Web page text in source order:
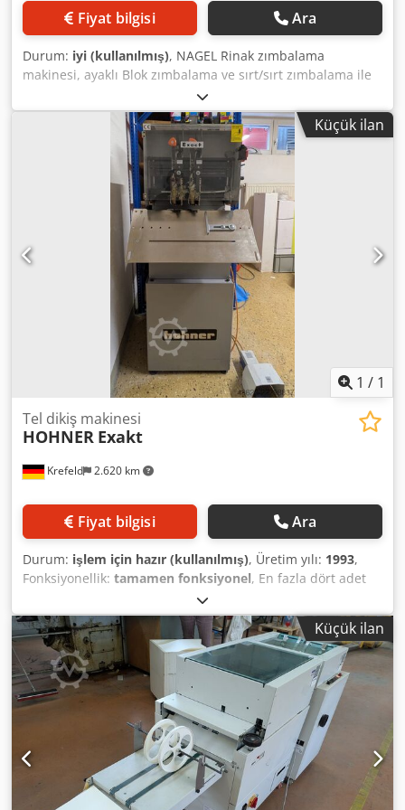
Fiyat bilgisi Ara
Durum: iyi (kullanılmış), NAGEL Rinak zımbalama
makinesi, ayaklı Blok zımbalama ve sırt/sırt zımbalama ile
broşür üretimi için elektrikli zımbalama makinesi Crodpfx
Amjzb Uuwousf Blok zımbalama: 4 mm'ye kadar / yaklaşık
40 yaprak (80g/m² kâğıt) Sırt/broşür zımbalama: 3 mm'ye
kadar / yaklaşık 30 yaprak (80g/m² kâğıt) Çalışma tablası,
blok veya sırt zımbalamaya kolayca çevrilebilir Zımba
başlığı vuruş gücü ayarlanabilir Masaüstü makine, masa
yüzeyine sabitlenebilir Zımba telleri: 26/6, 26/8S, Ri 26/6
Zımba magazin kapasitesi: 210 adet Yerleştirme derinliği:
30 mm (blok zımbalama için) Bağlantı: 230 V / 50 Hz Ağırlık
(net): 7,5 kg *Üretici verilerine göre – garanti verilmez!
Küçük ilan
1 / 1
Krefeld 2.620 km
Tel dikiş makinesi
HOHNER Exakt
Fiyat bilgisi Ara
Durum: işlem için hazır (kullanılmış), Üretim yılı: 1993,
Fonksiyonellik: tamamen fonksiyonel, En fazla dört adet
HOHNER UNIVERSAL 52/8 dar zımba başlığının kurulumu,
standart zımbalama, halka gözlü zımbalama veya karma
uygulamalar için uygundur. Aynı zamanda, bağımsız bir
makine veya entegre bir ünite olarak da mükemmel şekilde
kullanılabilir. -Standart zımbalamada maksimum 8 mm
zımba kalınlığı -Kolayca ayarlanabilen zımba tablası:
bloklar için düz, broşürler için eğimli. -Zımba kalınlığı ve tel
uzunluğu, tüm başlıklar için aynı anda ve merkezi olarak
tek bir kol aracılığıyla ayarlanır. -Arka ve iki yan dayanak,
hepsi ayarlanabilir olup, zımbaların her zaman istenilen
yerde konumlandırılmasını sağlar. -Zımba başlıkları hızlıca
çıkarılabilir veya takılabilir, yana kaydırılabilir veya geçici
Küçük ilan